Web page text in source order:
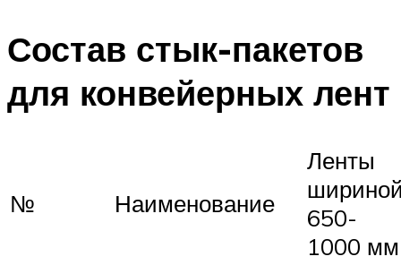
Состав стык-пакетов
для конвейерных лент
№ Наименование
Ленты
650-
1000 мм